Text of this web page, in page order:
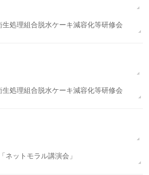
処理組合脱水ケーキ減容化等研修会
処理組合脱水ケーキ減容化等研修会
ネットモラル講演会」